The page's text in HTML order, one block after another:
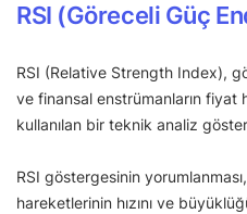
RSI (Göreceli Güç
RSI (Relative Strength Index),
ve finansal enstrümanların
kullanılan bir teknik analiz
RSI göstergesinin
hareketlerinin hızını ve